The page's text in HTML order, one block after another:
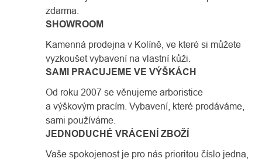
zdarma.
SHOWROOM
Kamenná prodejna v Kolíně, ve které si můžete
vyzkoušet vybavení na vlastní kůži.
SAMI PRACUJEME VE VÝŠKÁCH
Od roku 2007 se věnujeme arboristice
a výškovým pracím. Vybavení, které prodáváme,
sami používáme.
JEDNODUCHÉ VRÁCENÍ ZBOŽÍ
Vaše spokojenost je pro nás prioritou číslo jedna,